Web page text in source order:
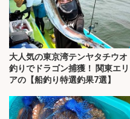
大人気の東京湾テンヤタチウオ
釣りでドラゴン捕獲！ 関東エリ
アの【船釣り特選釣果7選】